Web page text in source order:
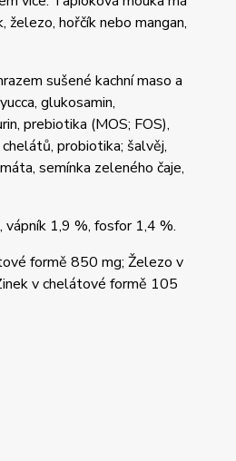
hořčík nebo mangan,
sušené kachní maso a
glukosamin,
prebiotika (MOS; FOS),
probiotika; šalvěj,
semínka zeleného čaje,
1,9 %, fosfor 1,4 %.
formě 850 mg; Železo v
v chelátové formě 105